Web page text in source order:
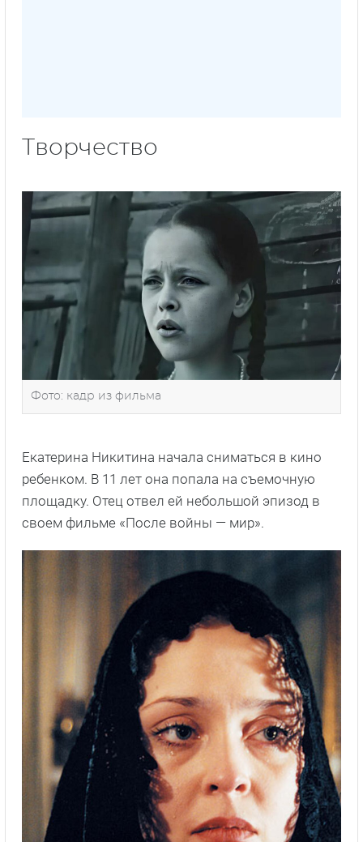
Творчество
Фото: кадр из фильма
Екатерина Никитина начала сниматься в кино
ребенком. В 11 лет она попала на съемочную
площадку. Отец отвел ей небольшой эпизод в
своем фильме «После войны — мир».